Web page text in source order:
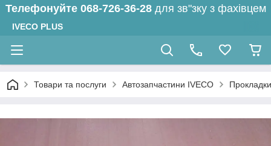
Телефонуйте 068-726-36-28 для зв"зку з фахівцем
IVECO PLUS
Товари та послуги Автозапчастини IVECO Прокладки